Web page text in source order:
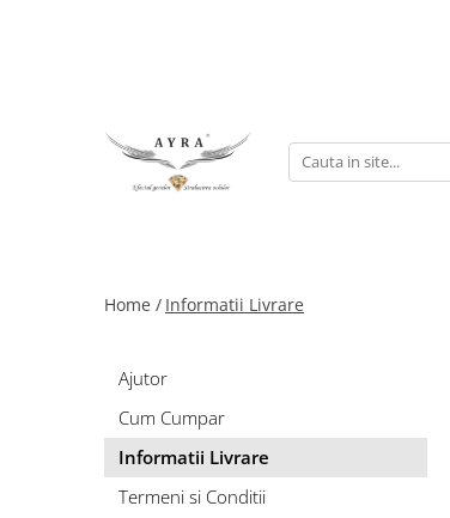
Individuale - 20 linii
Individuale - 6 linii
Home / Informatii Livrare
Ajutor
Cum Cumpar
Informatii Livrare
Termeni si Conditii